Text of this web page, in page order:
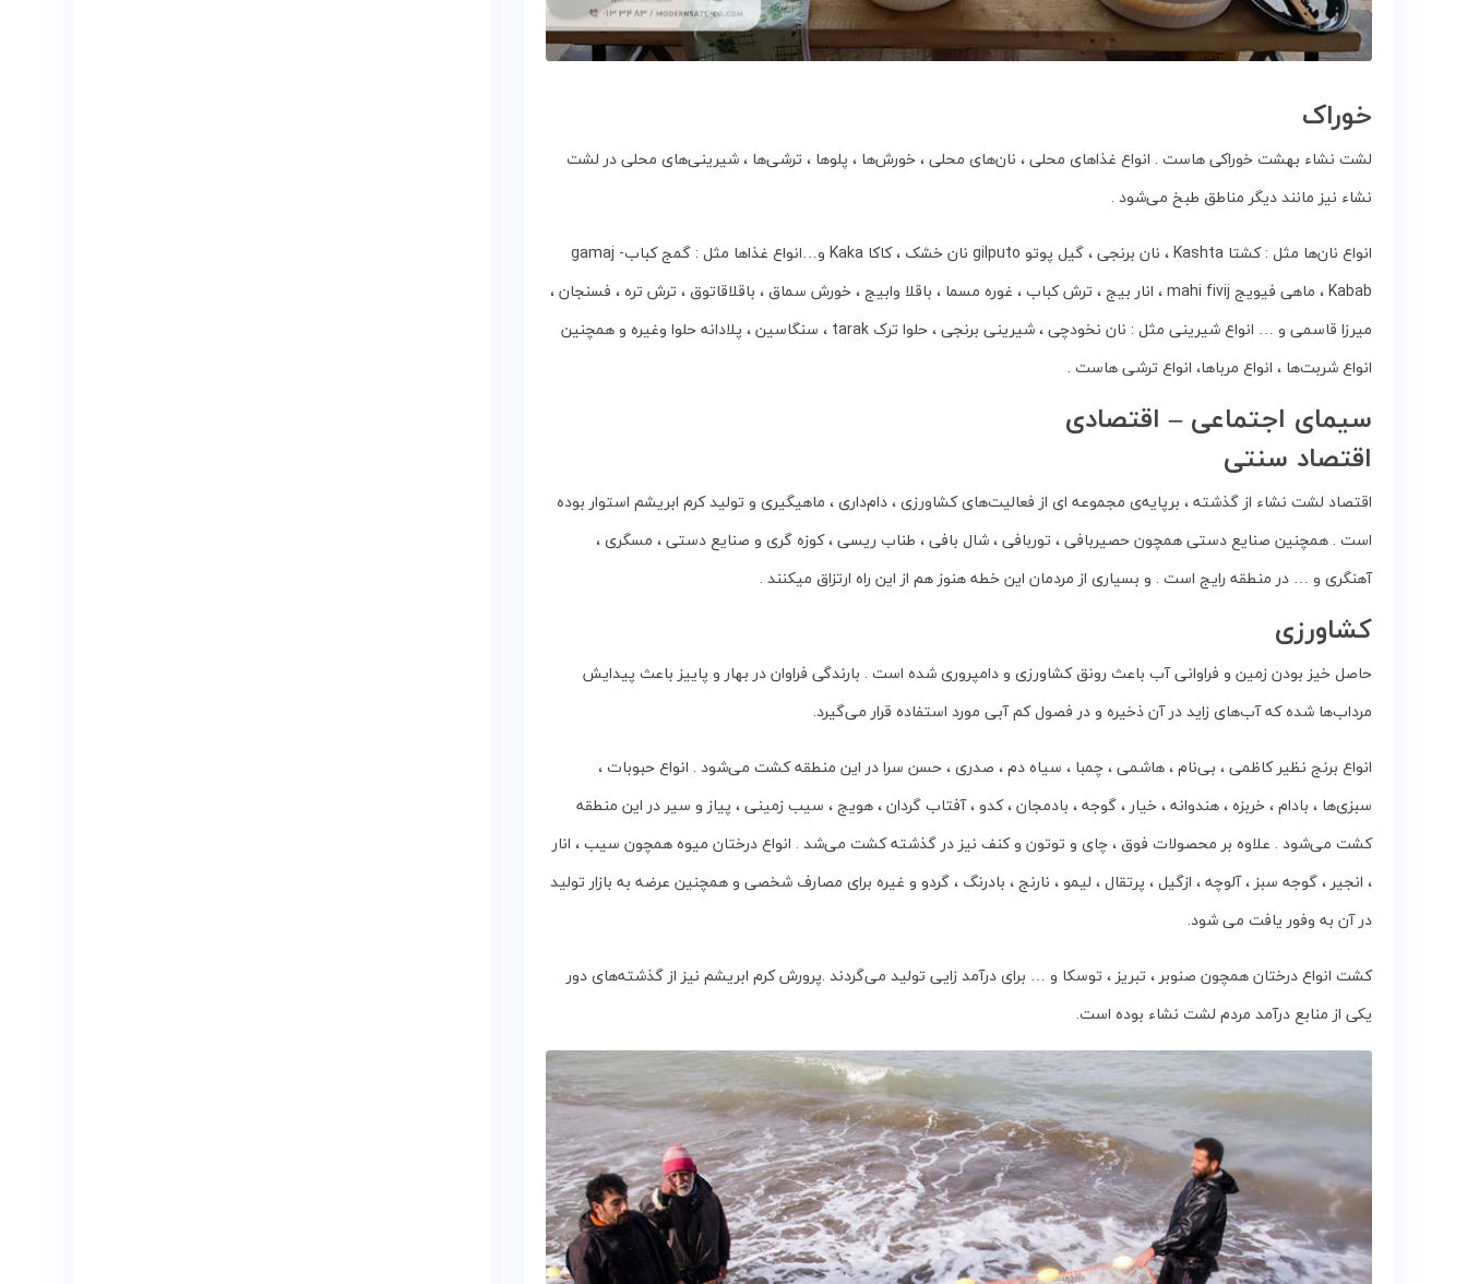
خوراک
لشت نشاء بهشت خوراکی هاست . انواع‌ غذاهای‌ محلی ، نان‌های‌ محلی ، خورش‌ها ، پلوها ، ترشی‌ها ، شیرینی‌های‌ محلی‌ در لشت‌
نشاء نیز مانند دیگر مناطق طبخ‌ می‌شود .
انواع‌ نان‌ها مثل : کشتا Kashta ، نان‌ برنجی ،‌ گیل‌ پوتو gilputo نان‌ خشک‌ ، کاکا Kaka و…انواع‌ غذاها مثل : گمج‌ کباب‌- gamaj
Kabab ، ماهی‌ فیویج‌ mahi fivij ، انار بیج‌ ، ترش‌ کباب‌ ، غوره‌ مسما ، باقلا وابیج‌ ، خورش‌ سماق‌ ، باقلاقاتوق‌ ، ترش‌ تره‌ ، فسنجان‌ ،
میرزا قاسمی‌ و …‌ انواع‌ شیرینی‌ مثل : نان‌ نخودچی‌ ، شیرینی‌ برنجی‌ ، حلوا ترک tarak‌ ، سنگاسین‌ ، پلادانه‌ حلوا وغیره و همچنین
انواع‌ شربت‌ها ، ‌انواع‌ مرباها، انواع‌ ترشی‌ هاست .
سیمای‌ اجتماعی‌ – اقتصادی‌
اقتصاد سنتی
اقتصاد لشت‌ نشاء از گذشته ، برپایه‌ی‌ مجموعه‌ ای‌ از فعالیت‌های‌ کشاورزی ، دام‌داری ، ماهیگیری‌ و تولید کرم‌ ابریشم‌ استوار بوده‌
است . همچنین صنایع‌ دستی‌ همچون حصیربافی ، توربافی ، شال‌ بافی ، طناب‌ ریسی ، کوزه‌ گری و صنایع‌ دستی ، مسگری ،
آهنگری‌ و … در منطقه‌ رایج‌ است . و بسیاری از مردمان این خطه هنوز هم از این راه ارتزاق میکنند .
کشاورزی
حاصل‌ خیز بودن‌ زمین‌ و فراوانی‌ آب‌ باعث‌ رونق‌ کشاورزی و دامپروری شده‌ است . بارندگی‌ فراوان‌ در بهار و پاییز باعث‌ پیدایش‌
مرداب‌ها شده‌ که‌ آب‌های‌ زاید در آن‌ ذخیره‌ و در فصول‌ کم‌ آبی‌ مورد استفاده‌ قرار می‌گیرد.
انواع‌ برنج‌ نظیر کاظمی ، بی‌نام ، هاشمی ، چمبا ، سیاه‌ دم ، صدری ، حسن‌ سرا در این منطقه کشت‌ می‌شود . انواع‌ حبوبات ،
سبزی‌ها ، بادام ، خربزه ، هندوانه ، خیار ، گوجه‌ ، بادمجان ، کدو ، آفتاب‌ گردان ، هویج ، سیب‌ زمینی ، پیاز و سیر در این منطقه
کشت‌ می‌شود . علاوه‌ بر محصولات‌ فوق ، چای‌ و توتون‌ و کنف‌ نیز در گذشته‌ کشت‌ می‌شد . انواع‌ درختان‌ میوه‌ همچون سیب ، انار
، انجیر ، گوجه‌ سبز ، آلوچه ، ازگیل ، پرتقال ، لیمو ، نارنج ، بادرنگ ، گردو و غیره‌ برای‌ مصارف‌ شخصی‌ و همچنین عرضه‌ به‌ بازار تولید
در آن به وفور یافت می شود.
کشت‌ انواع‌ درختان‌ همچون صنوبر ، تبریز ، توسکا و … برای ‌درآمد زایی تولید می‌گردند .پرورش‌ کرم‌ ابریشم‌ نیز از گذشته‌های‌ دور
یکی‌ از منابع‌ درآمد مردم‌ لشت‌ نشاء بوده‌ است.